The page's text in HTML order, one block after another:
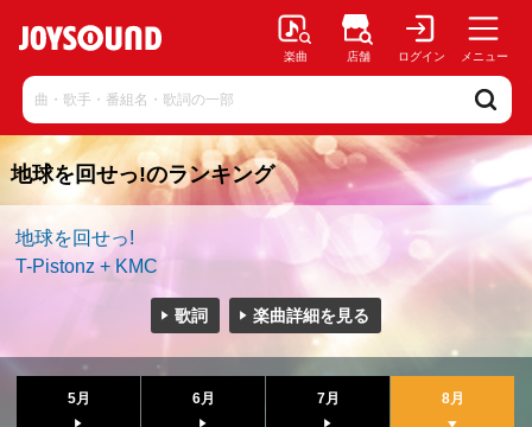
楽曲 店舗 ログイン メニュー
地球を回せっ!のランキング
地球を回せっ!
T-Pistonz + KMC
歌詞 楽曲詳細を見る
5月 6月 7月 8月